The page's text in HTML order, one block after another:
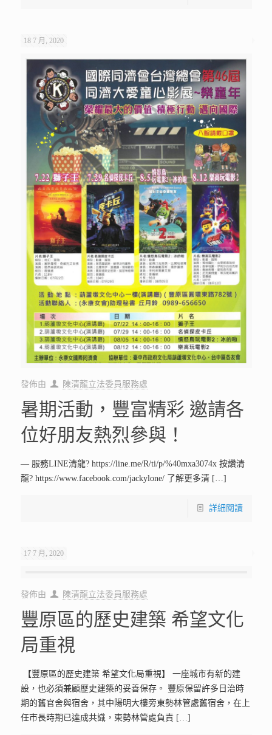
18 7 月, 2020
發佈由 陳清龍立法委員服務處
暑期活動，豐富精彩 邀請各
位好朋友熱烈參與！
— 服務LINE清龍? https://line.me/R/ti/p/%40mxa3074x 按讚清
龍? https://www.facebook.com/jackylone/ 了解更多清[…]
詳細閱讀
17 7 月, 2020
發佈由 陳清龍立法委員服務處
豐原區的歷史建築 希望文化
局重視
【豐原區的歷史建築 希望文化局重視】 一座城市有新的建
設，也必須兼顧歷史建築的妥善保存。 豐原保留許多日治時
期的舊官舍與宿舍，其中陽明大樓旁東勢林管處舊宿舍，在上
任市長時期已達成共識，東勢林管處負責[…]